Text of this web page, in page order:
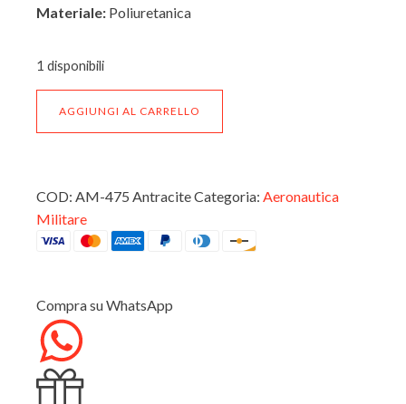
Materiale: Poliuretanica
ESTERNO
INTERNO
1 disponibili
Zaino
linea
AM-
475
AGGIUNGI AL CARRELLO
COD: AM-475 AntraciteCategoria: Aeronautica
Militare
Compra su WhatsApp